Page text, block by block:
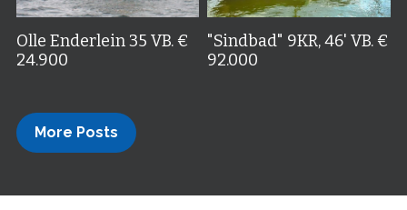
Olle Enderlein 35 VB. €
24.900
"Sindbad" 9KR, 46' VB. €
92.000
More Posts